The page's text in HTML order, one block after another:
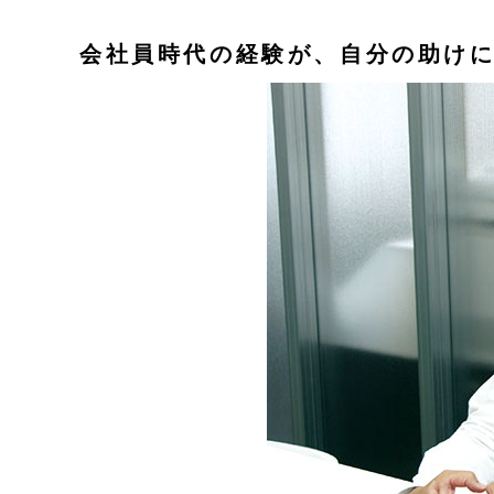
会社員時代の経験が、自分の助け